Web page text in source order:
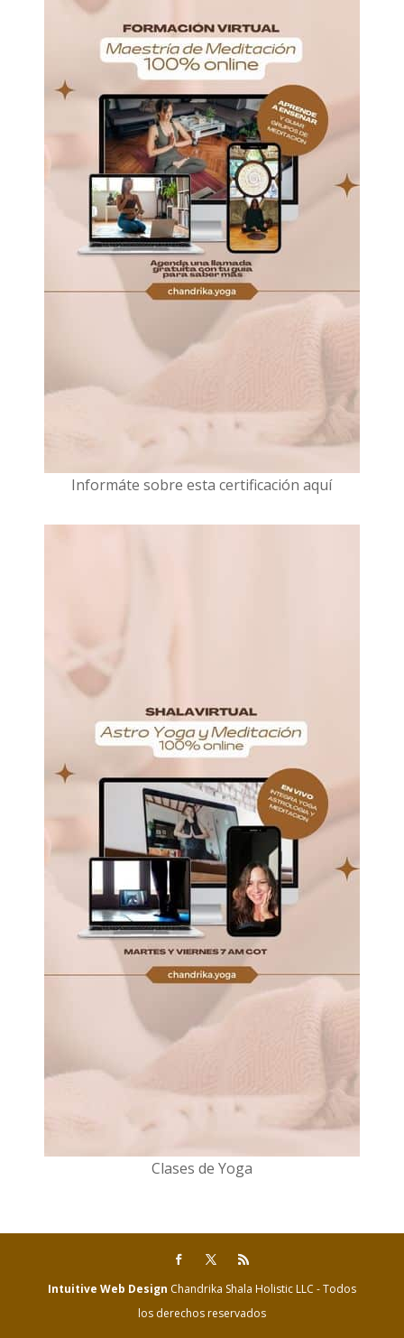
Informáte sobre esta certificación aquí
Clases de Yoga
Intuitive Web Design Chandrika Shala Holistic LLC - Todos
los derechos reservados